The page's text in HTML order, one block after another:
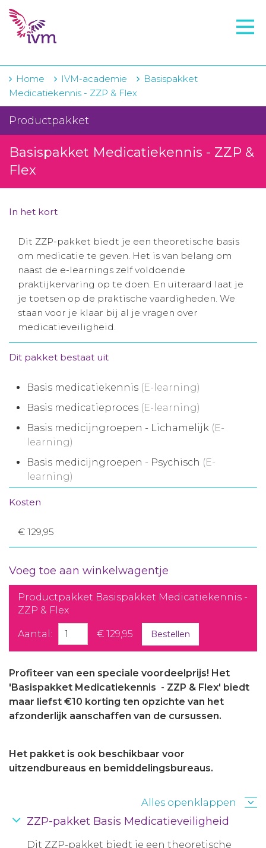
VMI
IVM-academie
Zorginstellingen
Voorschrijfgedrag
Projecten
Over IVM
Winkelwagentje
Aanmelden nieuwsbrief
Inloggen
Toegang leeromgeving
Home IVM-academie
Basispakket
Medicatiekennis - ZZP & Flex
Productpakket
Basispakket Medicatiekennis - ZZP &
Flex
In het kort
Dit ZZP-pakket biedt je een theoretische basis
om medicatie te geven. Het is van belang om
naast de e-learnings zelf voldoende
praktijkervaring op te doen. En uiteraard laat je
je toetsen op de praktische vaardigheden. We
staan voor je klaar bij al je vragen over
medicatieveiligheid.
Dit pakket bestaat uit
Basis medicatiekennis (E-learning)
Basis medicatieproces (E-learning)
Basis medicijngroepen - Lichamelijk (E-
learning)
Basis medicijngroepen - Psychisch (E-
learning)
Kosten
€ 129,95
Voeg toe aan winkelwagentje
Productpakket Basispakket Medicatiekennis -
ZZP & Flex
Aantal: € 129,95 Bestellen
Profiteer van een speciale voordeelprijs! Het
'Basispakket Medicatiekennis - ZZP & Flex' biedt
maar liefst €10 korting ten opzichte van het
afzonderlijk aanschaffen van de cursussen.
Het pakket is ook beschikbaar voor
uitzendbureaus en bemiddelingsbureaus.
Alles openklappen
ZZP-pakket Basis Medicatieveiligheid
Dit ZZP-pakket biedt je een theoretische